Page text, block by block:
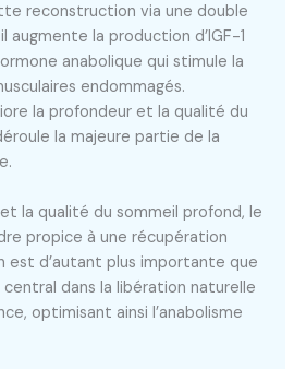
reconstruction via une double
augmente la production d’IGF-1
anabolique qui stimule la
endommagés.
la profondeur et la qualité du
la majeure partie de la
la qualité du sommeil profond, le
propice à une récupération
est d’autant plus importante que
dans la libération naturelle
optimisant ainsi l’anabolisme